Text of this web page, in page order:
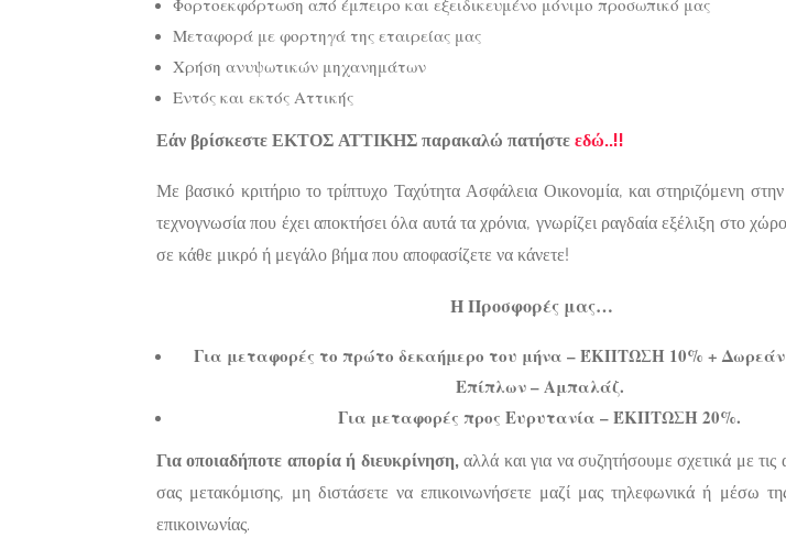
Φορτοεκφόρτωση από έμπειρο και εξειδικευμένο μόνιμο προσωπικό μας
Μεταφορά με φορτηγά της εταιρείας μας
Χρήση ανυψωτικών μηχανημάτων
Εντός και εκτός Αττικής
Εάν βρίσκεστε ΕΚΤΟΣ ΑΤΤΙΚΗΣ παρακαλώ πατήστε εδώ..!!
Με βασικό κριτήριο το τρίπτυχο Ταχύτητα Ασφάλεια Οικονομία, και στηριζόμενη στην
τεχνογνωσία που έχει αποκτήσει όλα αυτά τα χρόνια, γνωρίζει ραγδαία εξέλιξη στο
σε κάθε μικρό ή μεγάλο βήμα που αποφασίζετε να κάνετε!
Η Προσφορές μας…
Για μεταφορές το πρώτο δεκαήμερο του μήνα – ΈΚΠΤΩΣΗ 10% +
Επίπλων – Αμπαλάζ.
Για μεταφορές προς Ευρυτανία – ΈΚΠΤΩΣΗ 20%.
Για οποιαδήποτε απορία ή διευκρίνηση,αλλά και για να συζητήσουμε σχετικά με τις
σας μετακόμισης, μη διστάσετε να επικοινωνήσετε μαζί μας τηλεφωνικά ή μέσω
επικοινωνίας.